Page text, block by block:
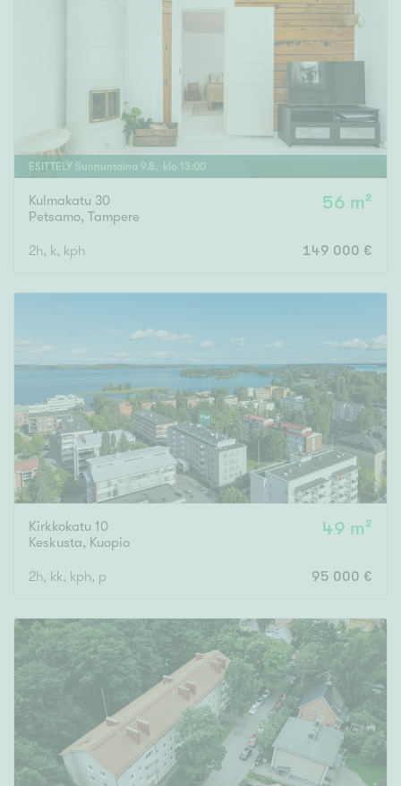
ESITTELY Sunnuntaina 9. 8 . klo 13:00
Kulmakatu 30
Petsamo, Tampere
56 m²
2h, k, kph 149 000 €
Kirkkokatu 10
Keskusta, Kuopio
49 m²
2h, kk, kph, p 95 000 €